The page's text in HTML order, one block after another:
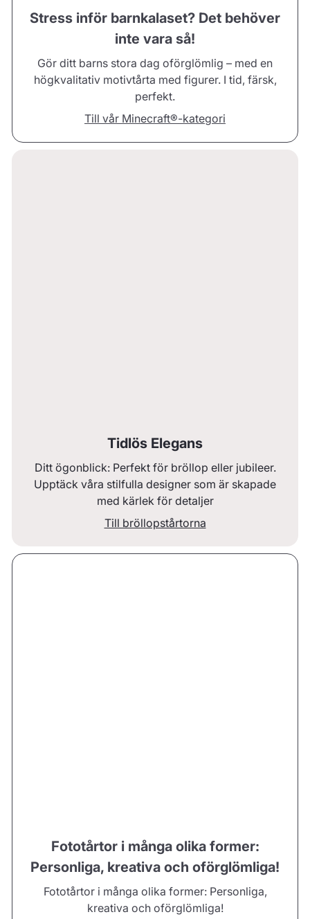
Stress inför barnkalaset? Det behöver
inte vara så!
Gör ditt barns stora dag oförglömlig – med en
högkvalitativ motivtårta med figurer. I tid, färsk,
perfekt.
Till vår Minecraft®-kategori
Tidlös Elegans
Ditt ögonblick: Perfekt för bröllop eller jubileer.
Upptäck våra stilfulla designer som är skapade
med kärlek för detaljer
Till bröllopstårtorna
Fototårtor i många olika former:
Personliga, kreativa och oförglömliga!
Fototårtor i många olika former: Personliga,
kreativa och oförglömliga!